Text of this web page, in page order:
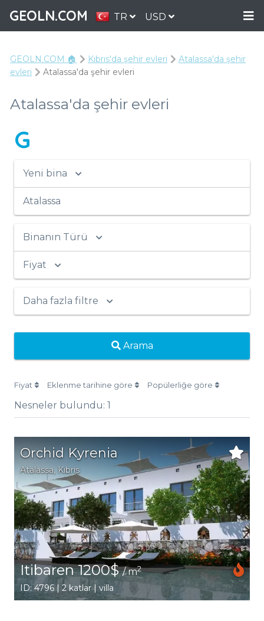
GEOLN.COM TR USD
GEOLN.COM 🏠 Kıbrıs'da şehir evleri
Atalassa'da şehir
evleri
Atalassa'da şehir evleri
Atalassa'da şehir evleri
G
Yeni bina
Atalassa
Binanın Türü
Fiyat
Daha fazla filtre
Arama
Fiyat Eklenme tarihine göre Popülerliğe göre
Nesneler bulundu: 1
Orchid Kyrenia
Atalassa, Kıbrıs
Itibaren 1200$/ m2
ID: 4796 | 2 katlar | villa